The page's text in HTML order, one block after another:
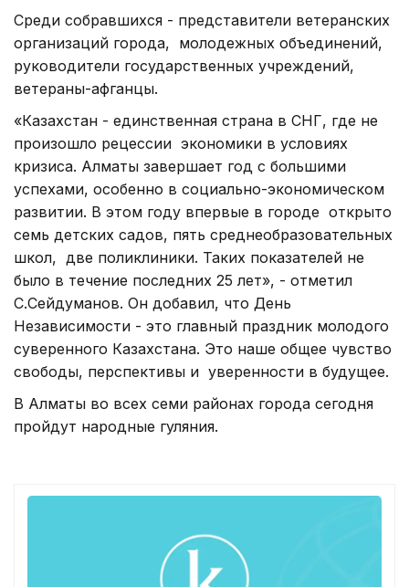
Среди собравшихся - представители ветеранских
организаций города, молодежных объединений,
руководители государственных учреждений,
ветераны-афганцы.
«Казахстан - единственная страна в СНГ, где не
произошло рецессии экономики в условиях
кризиса. Алматы завершает год с большими
успехами, особенно в социально-экономическом
развитии. В этом году впервые в городе открыто
семь детских садов, пять среднеобразовательных
школ, две поликлиники. Таких показателей не
было в течение последних 25 лет», - отметил
С.Сейдуманов. Он добавил, что День
Независимости - это главный праздник молодого
суверенного Казахстана. Это наше общее чувство
свободы, перспективы и уверенности в будущее.
В Алматы во всех семи районах города сегодня
пройдут народные гуляния.